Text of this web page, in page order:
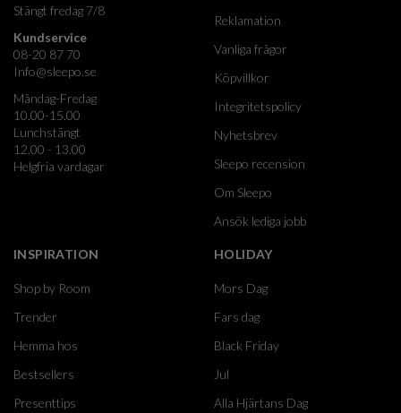
Stängt fredag 7/8
Kundservice
08-20 87 70
Info@sleepo.se
Måndag-Fredag
10.00-15.00
Lunchstängt
12.00 - 13.00
Helgfria vardagar
Reklamation
Vanliga frågor
Köpvillkor
Integritetspolicy
Nyhetsbrev
Sleepo recension
Om Sleepo
Ansök lediga jobb
INSPIRATION
Shop by Room
Trender
Hemma hos
Bestsellers
Presenttips
HOLIDAY
Mors Dag
Fars dag
Black Friday
Jul
Alla Hjärtans Dag